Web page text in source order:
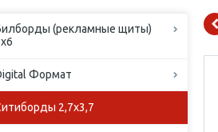
(рекламные щиты)
Формат
2,7х3,7